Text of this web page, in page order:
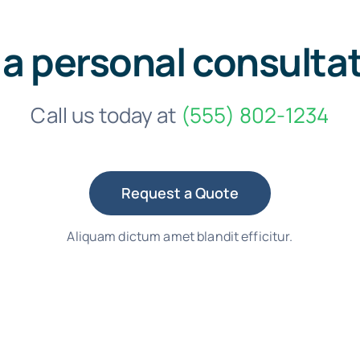
personal
Call us today at (555) 802-1234
Request a Quote
Aliquam dictum amet blandit efficitur.